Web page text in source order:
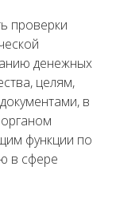
проверки
денежных
целям,
в
функции по
в сфере